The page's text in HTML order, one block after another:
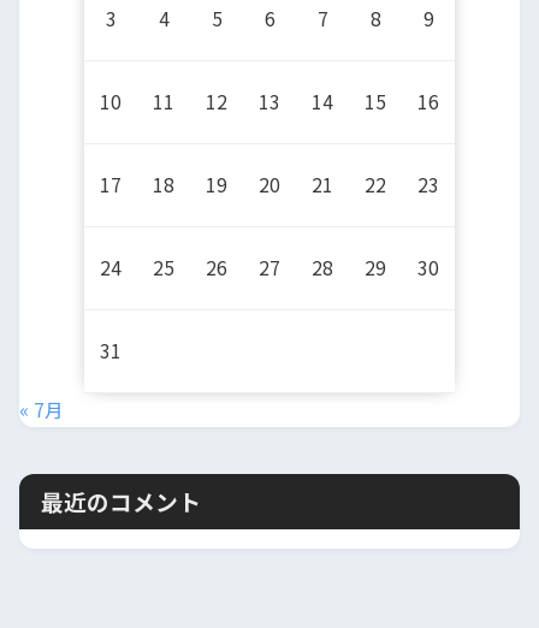
3 4 5 6 7 8 9
10 11 12 13 14 15 16
17 18 19 20 21 22 23
24 25 26 27 28 29 30
31
« 7月
最近のコメント